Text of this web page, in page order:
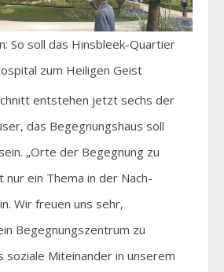
So soll das Hinsbleek-Quartier
zum Heiligen Geist
entstehen jetzt sechs der
das Begegnungshaus soll
„Orte der Begegnung zu
nur ein Thema in der Nach-
Wir freuen uns sehr,
Begegnungszentrum zu
soziale Miteinander in unserem